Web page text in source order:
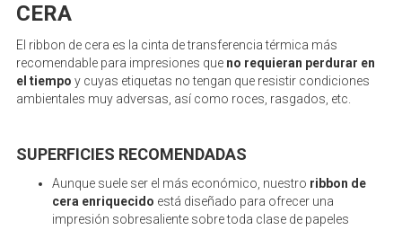
CERA
El ribbon de cera es la cinta de transferencia térmica más
recomendable para impresiones que no requieran perdurar en
el tiempo y cuyas etiquetas no tengan que resistir condiciones
ambientales muy adversas, así como roces, rasgados, etc.
SUPERFICIES RECOMENDADAS
Aunque suele ser el más económico, nuestro ribbon de
cera enriquecido está diseñado para ofrecer una
impresión sobresaliente sobre toda clase de papeles